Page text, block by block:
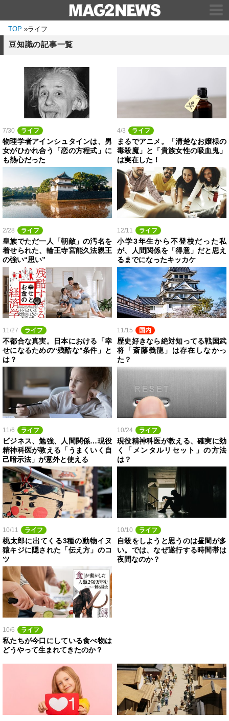
TOP »ライフ
豆知識の記事一覧
7/30 ライフ
物理学者アインシュタインは、男
女がひかれ合う「恋の方程式」に
も熱心だった
4/3 ライフ
まるでアニメ。「清楚なお嬢様の
毒殺魔」と「貴族女性の吸血鬼」
は実在した！
2/28 ライフ
皇族でただ一人「朝敵」の汚名を
着せられた、輪王寺宮能久法親王
の強い“思い”
12/11 ライフ
小学3年生から不登校だった私
が、人間関係を「得意」だと思え
るまでになったキッカケ
11/27 ライフ
不都合な真実。日本における「幸
せになるための“残酷な”条件」と
は？
11/15 国内
歴史好きなら絶対知ってる戦国武
将「斎藤義龍」は存在しなかっ
た？
11/6 ライフ
ビジネス、勉強、人間関係…現役
精神科医が教える「うまくいく自
己暗示法」が意外と使える
10/24 ライフ
現役精神科医が教える、確実に効
く「メンタルリセット」の方法
は？
10/11 ライフ
桃太郎に出てくる3種の動物イヌ
猿キジに隠された「伝え方」のコ
ツ
10/10 ライフ
自殺をしようと思うのは昼間が多
い。では、なぜ遂行する時間帯は
夜間なのか？
10/6 ライフ
私たちが今口にしている食べ物は
どうやって生まれてきたのか？